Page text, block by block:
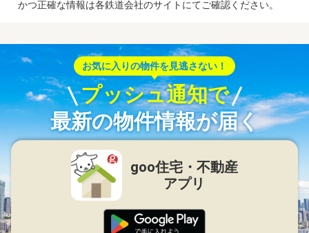
かつ正確な情報は各鉄道会社のサイトにてご確認ください。
お気に入りの物件を見逃さない！
プッシュ通知で
最新の物件情報が届く
goo住宅・不動産
アプリ